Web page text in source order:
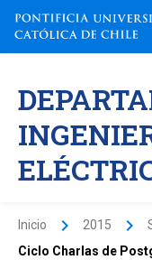
contenido
Inicio 2015
Ciclo Charlas de